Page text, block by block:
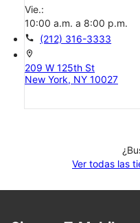
Vie.:
10:00 a.m. a 8:00 p.m.
call (212) 316-3333
location_on
209 W 125th St
New York, NY 10027
Ver todas las